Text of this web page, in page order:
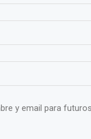
y email para